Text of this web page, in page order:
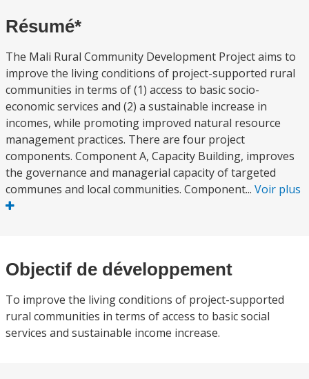
Résumé*
The Mali Rural Community Development Project aims to
improve the living conditions of project-supported rural
communities in terms of (1) access to basic socio-
economic services and (2) a sustainable increase in
incomes, while promoting improved natural resource
management practices. There are four project
components. Component A, Capacity Building, improves
the governance and managerial capacity of targeted
communes and local communities. Component... Voir plus
Objectif de développement
To improve the living conditions of project-supported
rural communities in terms of access to basic social
services and sustainable income increase.